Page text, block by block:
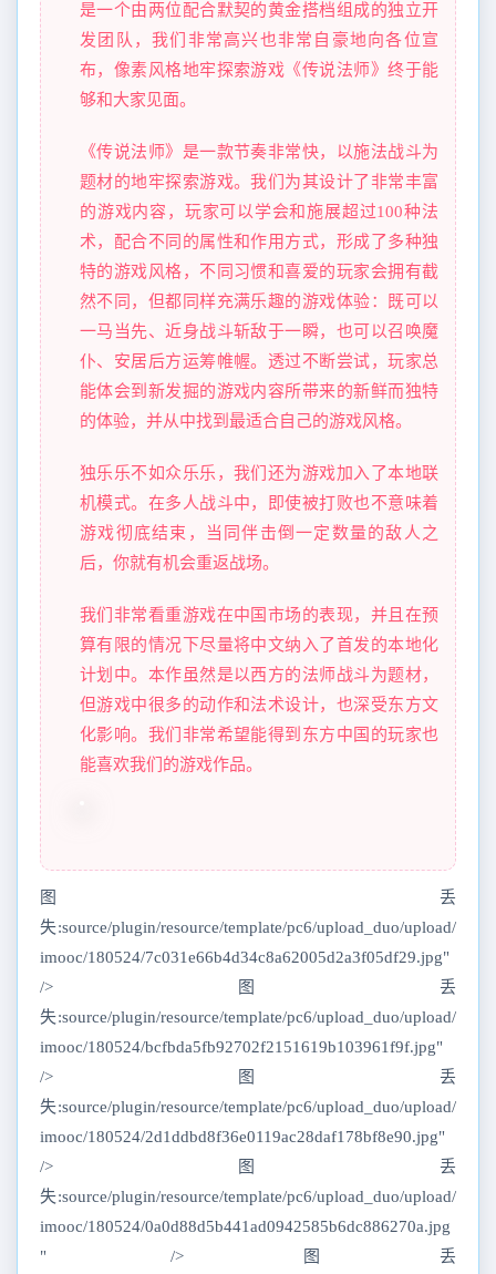
是一个由两位配合默契的黄金搭档组成的独立开
发团队，我们非常高兴也非常自豪地向各位宣
布，像素风格地牢探索游戏《传说法师》终于能
够和大家见面。
《传说法师》是一款节奏非常快，以施法战斗为
题材的地牢探索游戏。我们为其设计了非常丰富
的游戏内容，玩家可以学会和施展超过100种法
术，配合不同的属性和作用方式，形成了多种独
特的游戏风格，不同习惯和喜爱的玩家会拥有截
然不同，但都同样充满乐趣的游戏体验：既可以
一马当先、近身战斗斩敌于一瞬，也可以召唤魔
仆、安居后方运筹帷幄。透过不断尝试，玩家总
能体会到新发掘的游戏内容所带来的新鲜而独特
的体验，并从中找到最适合自己的游戏风格。
独乐乐不如众乐乐，我们还为游戏加入了本地联
机模式。在多人战斗中，即使被打败也不意味着
游戏彻底结束，当同伴击倒一定数量的敌人之
后，你就有机会重返战场。
我们非常看重游戏在中国市场的表现，并且在预
算有限的情况下尽量将中文纳入了首发的本地化
计划中。本作虽然是以西方的法师战斗为题材，
但游戏中很多的动作和法术设计，也深受东方文
化影响。我们非常希望能得到东方中国的玩家也
能喜欢我们的游戏作品。
图丢
失:source/plugin/resource/template/pc6/upload_duo/upload/
imooc/180524/7c031e66b4d34c8a62005d2a3f05df29.jpg"
/>图丢
失:source/plugin/resource/template/pc6/upload_duo/upload/
imooc/180524/bcfbda5fb92702f2151619b103961f9f.jpg"
/>图丢
失:source/plugin/resource/template/pc6/upload_duo/upload/
imooc/180524/2d1ddbd8f36e0119ac28daf178bf8e90.jpg"
/>图丢
失:source/plugin/resource/template/pc6/upload_duo/upload/
imooc/180524/0a0d88d5b441ad0942585b6dc886270a.jpg
" />图丢